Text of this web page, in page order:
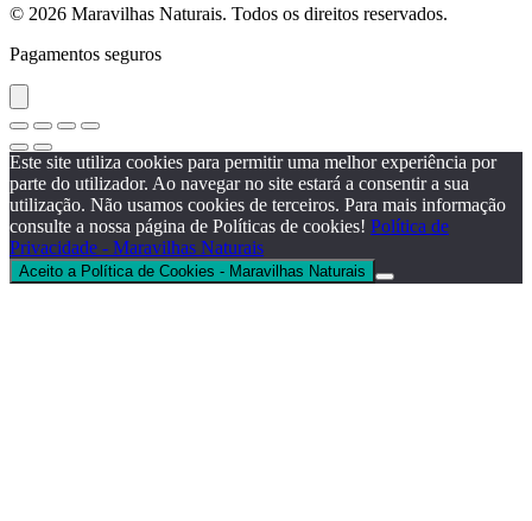
© 2026 Maravilhas Naturais. Todos os direitos reservados.
Pagamentos seguros
Este site utiliza cookies para permitir uma melhor experiência por
parte do utilizador. Ao navegar no site estará a consentir a sua
utilização. Não usamos cookies de terceiros. Para mais informação
consulte a nossa página de Políticas de cookies! Política de
Privacidade - Maravilhas Naturais
Aceito a Política de Cookies - Maravilhas Naturais